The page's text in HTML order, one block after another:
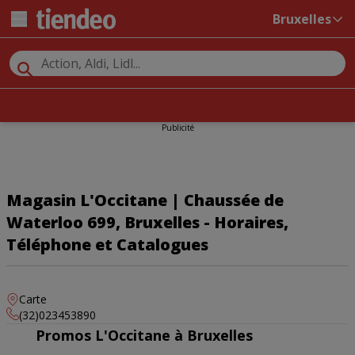
Bruxelles
Publicité
Magasin L'Occitane | Chaussée de
Waterloo 699, Bruxelles - Horaires,
Téléphone et Catalogues
Carte
(32)023453890
Promos L'Occitane à Bruxelles